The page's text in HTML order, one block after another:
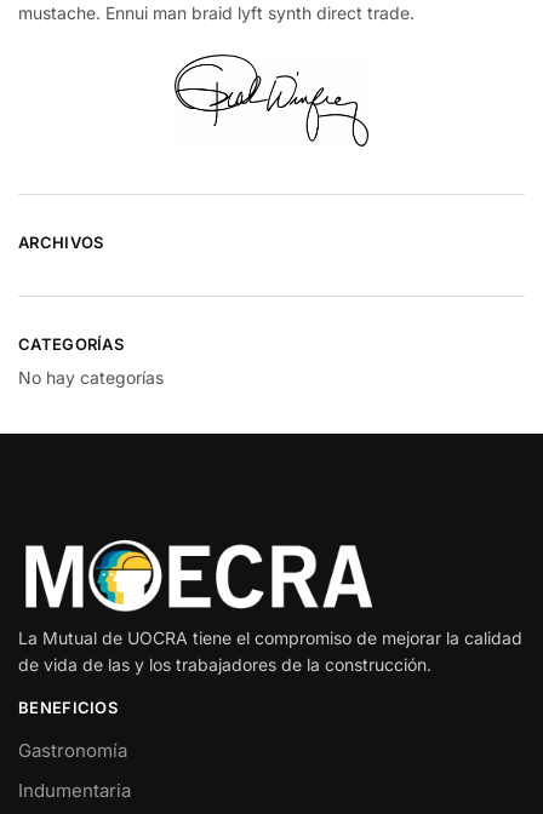
mustache. Ennui man braid lyft synth direct trade.
ARCHIVOS
CATEGORÍAS
No hay categorías
La Mutual de UOCRA tiene el compromiso de mejorar la calidad
de vida de las y los trabajadores de la construcción.
BENEFICIOS
Gastronomía
Indumentaria